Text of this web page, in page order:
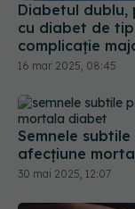
Diabetul dublu,
cu diabet de tip
complicație
16 mar 2025, 08:45
Semnele
afecțiune
30 mai 2025, 12:07